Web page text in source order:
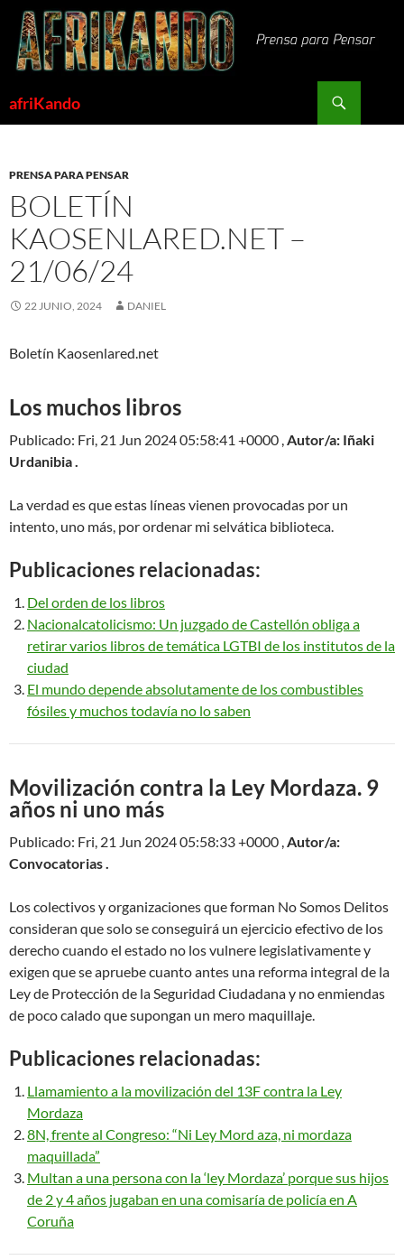
Saltar
contenido
afriKando
PRENSA PARA PENSAR
BOLETÍN
KAOSENLARED.NET –
21/06/24
22 JUNIO, 2024 DANIEL
Boletín Kaosenlared.net
Los muchos libros
Publicado: Fri, 21 Jun 2024 05:58:41 +0000 ,Autor/a: Iñaki
Urdanibia .
La verdad es que estas líneas vienen provocadas por un
intento, uno más, por ordenar mi selvática biblioteca.
Publicaciones relacionadas:
Del orden de los libros
Nacionalcatolicismo: Un juzgado de Castellón obliga a
retirar varios libros de temática LGTBI de los institutos de la
ciudad
El mundo depende absolutamente de los combustibles
fósiles y muchos todavía no lo saben
Movilización contra la Ley Mordaza. 9
años ni uno más
Publicado: Fri, 21 Jun 2024 05:58:33 +0000 ,Autor/a:
Convocatorias .
Los colectivos y organizaciones que forman No Somos Delitos
consideran que solo se conseguirá un ejercicio efectivo de los
derecho cuando el estado no los vulnere legislativamente y
exigen que se apruebe cuanto antes una reforma integral de la
Ley de Protección de la Seguridad Ciudadana y no enmiendas
de poco calado que supongan un mero maquillaje.
Publicaciones relacionadas:
Llamamiento a la movilización del 13F contra la Ley
Mordaza
8N, frente al Congreso: “Ni Ley Mord aza, ni mordaza
maquillada”
Multan a una persona con la ‘ley Mordaza’ porque sus hijos
de 2 y 4 años jugaban en una comisaría de policía en A
Coruña